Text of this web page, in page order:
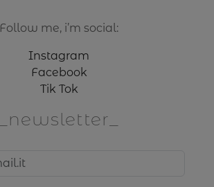
Follow me, i’m social:
Instagram
Facebook
Tik Tok
newsletter